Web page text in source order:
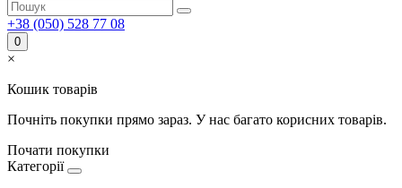
+38 (050) 528 77 08
0
×
Кошик товарів
Почніть покупки прямо зараз. У нас багато корисних товарів.
Почати покупки
Категорії